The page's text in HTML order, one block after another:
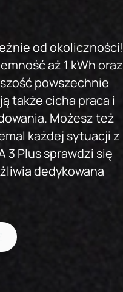
od okoliczności!
aż 1 kWh oraz
powszechnie
także cicha praca i
Możesz też
każdej sytuacji z
3 Plus sprawdzi się
dedykowana